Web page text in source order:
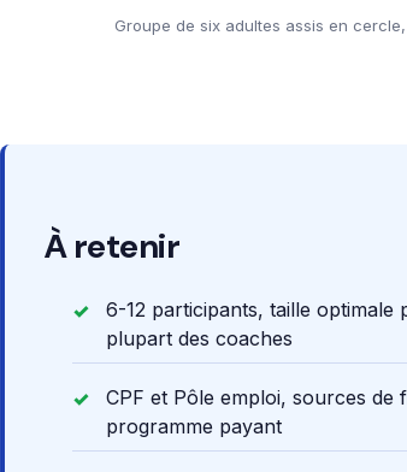
Groupe de six adultes assis en
À retenir
6-12 participants, taille
plupart des coaches
CPF et Pôle emploi, sources de
programme payant